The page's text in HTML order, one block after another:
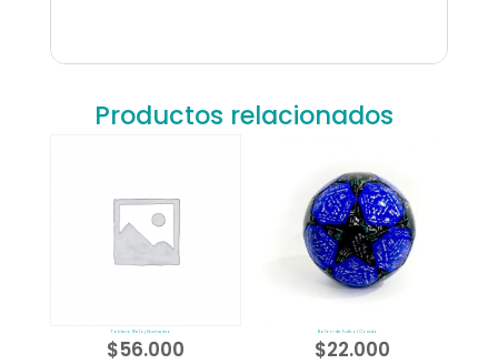
Productos relacionados
Tablero Reloj Numerico
$56.000
Balón de Futbol Cocido
$22.000